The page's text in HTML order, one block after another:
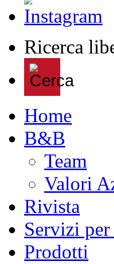
Ricerca
Home
B&B
Team
Valori
Rivista
Servizi
Prodotti